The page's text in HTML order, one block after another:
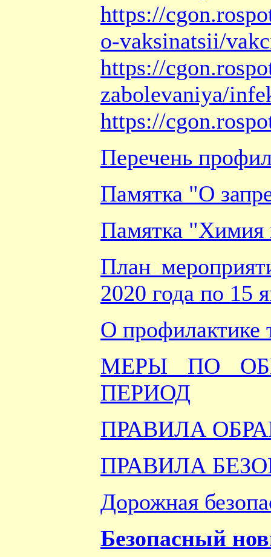
https://
o-vaksinatsii/
https://
zabolevaniya/
https://
Перечень
Памятка "О
Памятка "Химия
План
2020 года по 15
О профилактике
МЕРЫ ПО
ПЕРИОД
ПРАВИЛА
ПРАВИЛА
Дорожная
Безопасный